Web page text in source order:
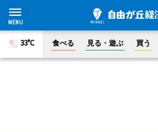
33°C 食べる 見る・遊ぶ 買う